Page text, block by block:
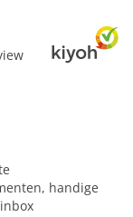
handige